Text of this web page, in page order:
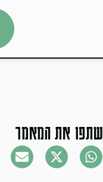
שתפו את המאמר